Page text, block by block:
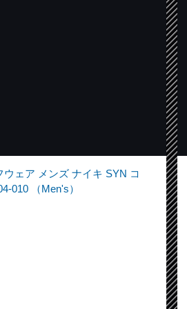
ェア メンズ ナイキ SYN コ
010 （Men's）